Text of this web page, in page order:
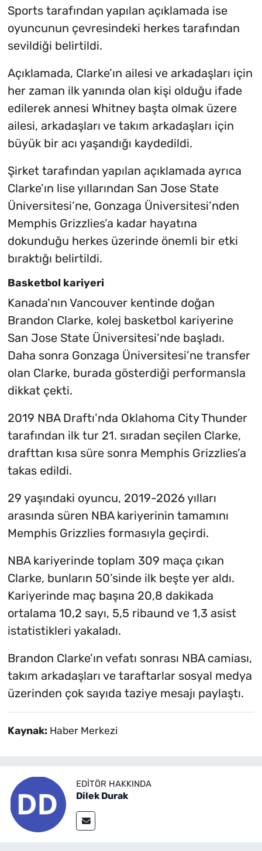
Sports tarafından yapılan açıklamada ise
oyuncunun çevresindeki herkes tarafından
sevildiği belirtildi.
Açıklamada, Clarke’ın ailesi ve arkadaşları için
her zaman ilk yanında olan kişi olduğu ifade
edilerek annesi Whitney başta olmak üzere
ailesi, arkadaşları ve takım arkadaşları için
büyük bir acı yaşandığı kaydedildi.
Şirket tarafından yapılan açıklamada ayrıca
Clarke’ın lise yıllarından San Jose State
Üniversitesi’ne, Gonzaga Üniversitesi’nden
Memphis Grizzlies’a kadar hayatına
dokunduğu herkes üzerinde önemli bir etki
bıraktığı belirtildi.
Basketbol kariyeri
Kanada’nın Vancouver kentinde doğan
Brandon Clarke, kolej basketbol kariyerine
San Jose State Üniversitesi’nde başladı.
Daha sonra Gonzaga Üniversitesi’ne transfer
olan Clarke, burada gösterdiği performansla
dikkat çekti.
2019 NBA Draftı’nda Oklahoma City Thunder
tarafından ilk tur 21. sıradan seçilen Clarke,
drafttan kısa süre sonra Memphis Grizzlies’a
takas edildi.
29 yaşındaki oyuncu, 2019-2026 yılları
arasında süren NBA kariyerinin tamamını
Memphis Grizzlies formasıyla geçirdi.
NBA kariyerinde toplam 309 maça çıkan
Clarke, bunların 50’sinde ilk beşte yer aldı.
Kariyerinde maç başına 20,8 dakikada
ortalama 10,2 sayı, 5,5 ribaund ve 1,3 asist
istatistikleri yakaladı.
Brandon Clarke’ın vefatı sonrası NBA camiası,
takım arkadaşları ve taraftarlar sosyal medya
üzerinden çok sayıda taziye mesajı paylaştı.
Kaynak: Haber Merkezi
EDITÖR HAKKINDA
Dilek Durak